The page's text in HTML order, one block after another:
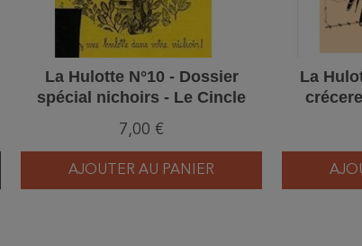
La Hulotte N°10 - Dossier
spécial nichoirs - Le Cincle
plongeur
7,00 €
AJOUTER AU PANIER
La